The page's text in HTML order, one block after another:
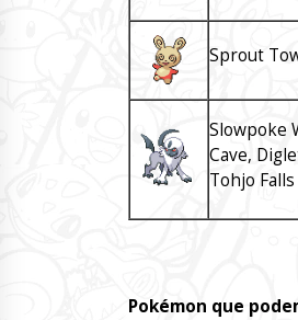
Sprout
Slowpoke
Cave,
Tohjo Falls
Pokémon que